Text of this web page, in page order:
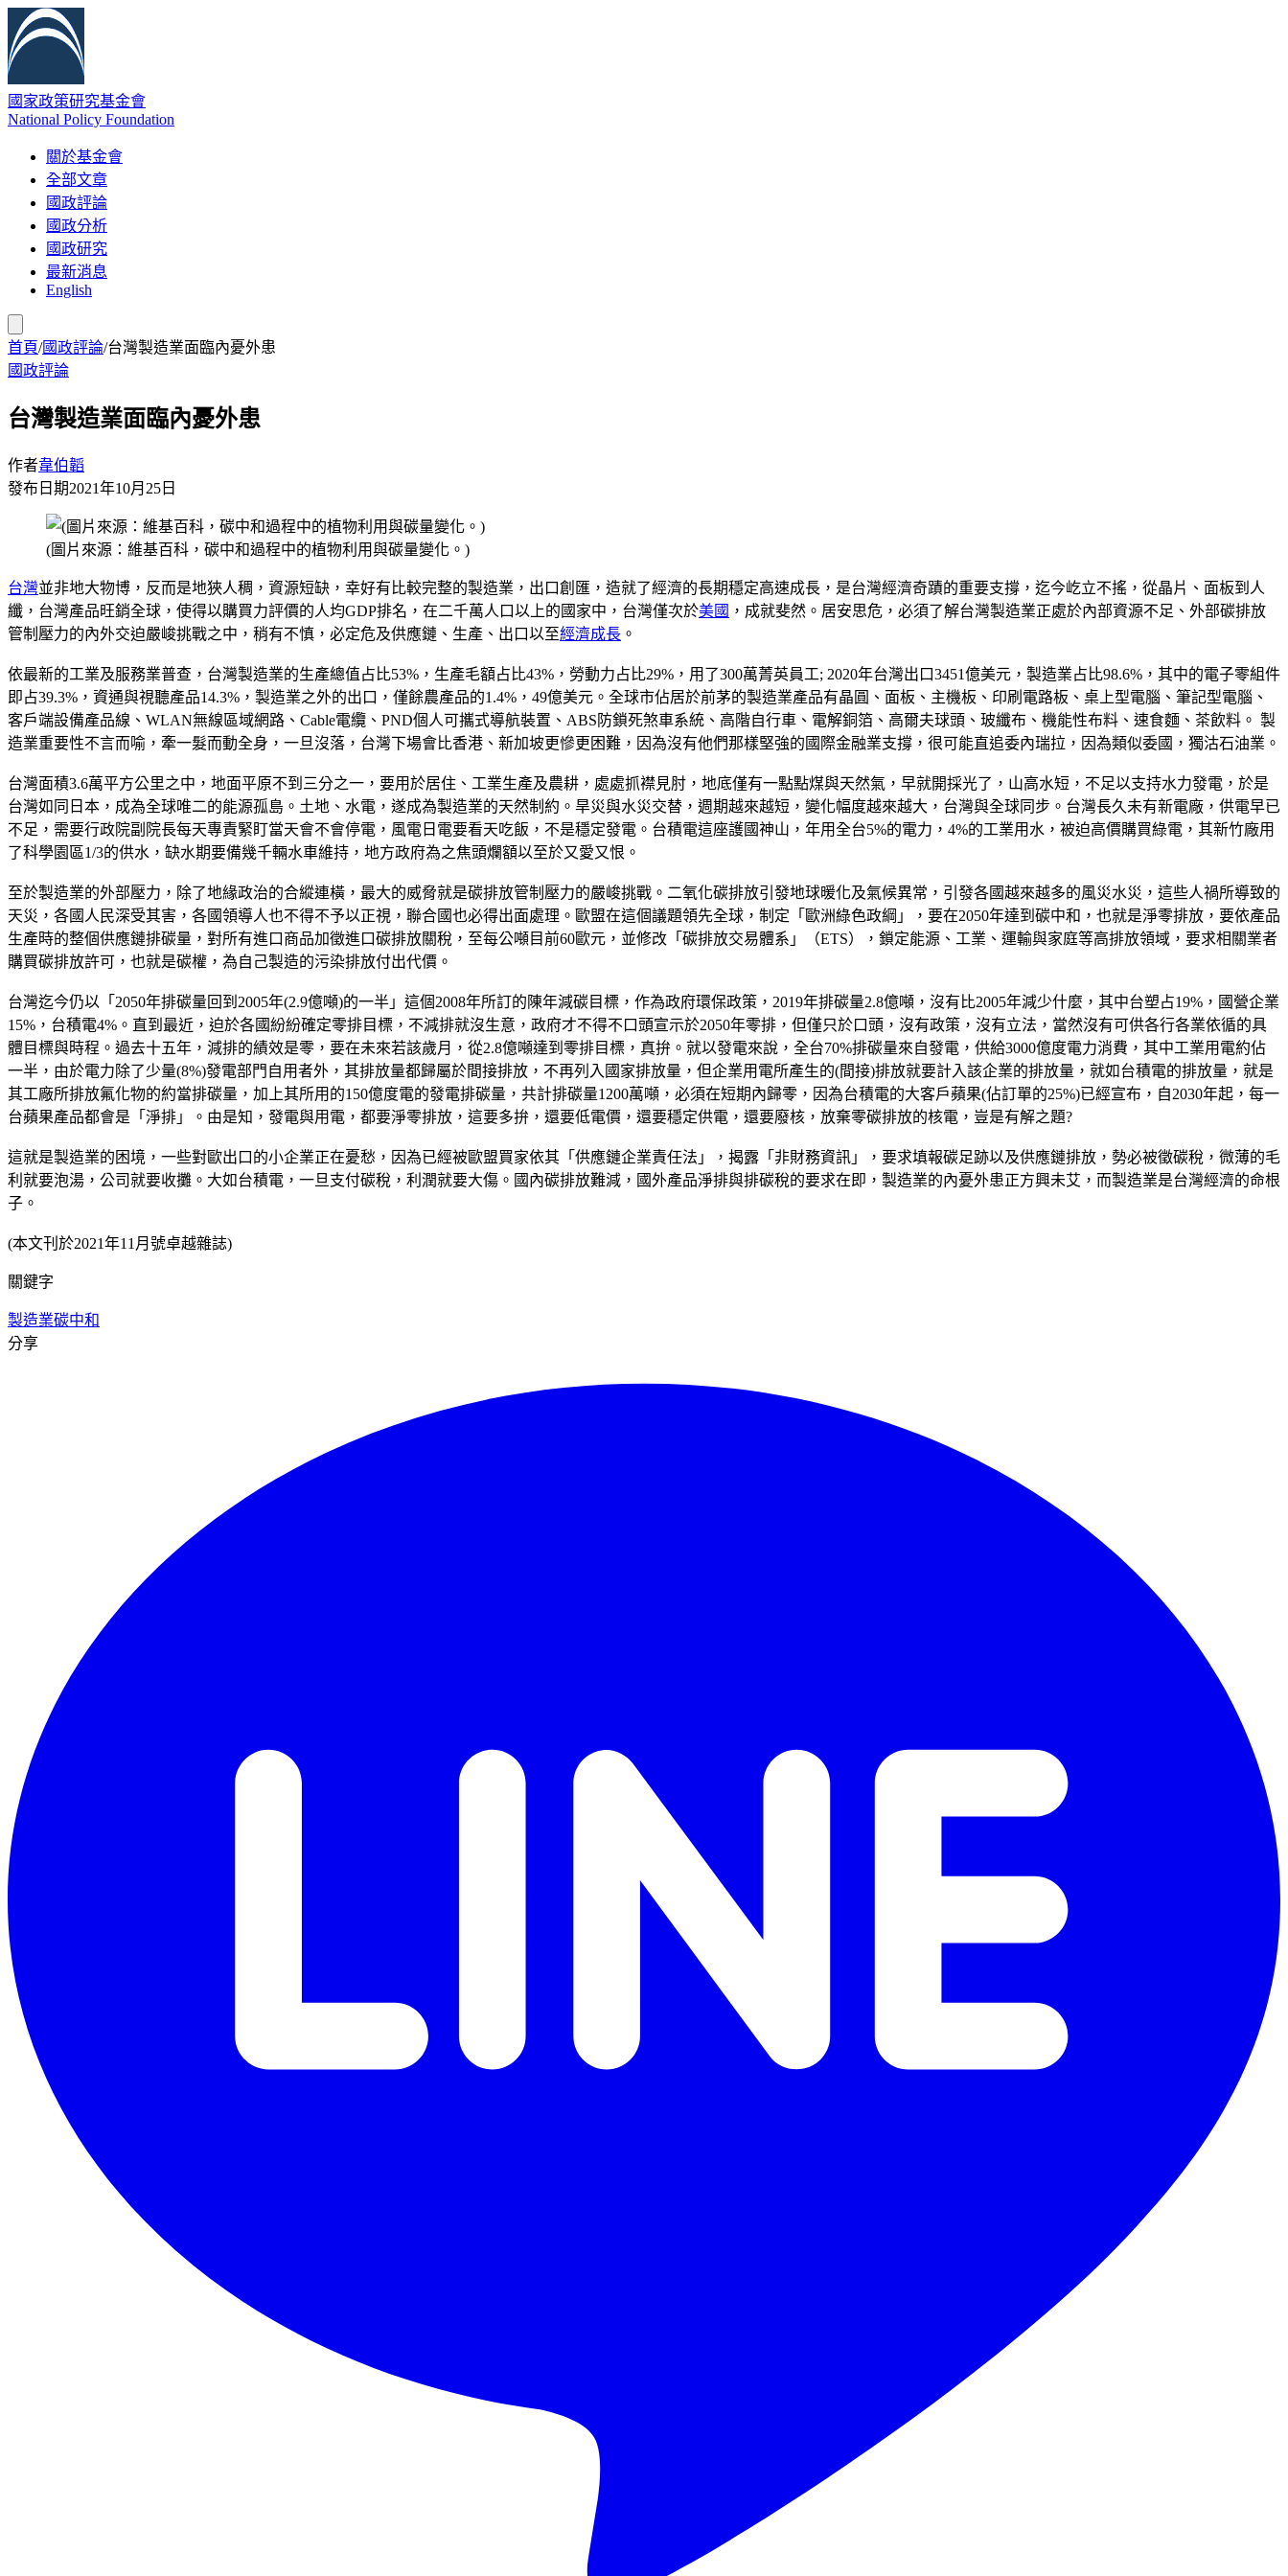
國家政策研究基金會
National Policy Foundation
關於基金會
全部文章
國政評論
國政分析
國政研究
最新消息
English
首頁/國政評論/台灣製造業面臨內憂外患
國政評論
台灣製造業面臨內憂外患
作者韋伯韜
發布日期2021年10月25日
(圖片來源：維基百科，碳中和過程中的植物利用與碳量變化。)
台灣並非地大物博，反而是地狹人稠，資源短缺，幸好有比較完整的製造業，出口創匯，造就了經濟的長期穩定高速成長，是台灣經濟奇蹟的重要支撐，迄今屹立不搖，從晶片、面板到人
纖，台灣產品旺銷全球，使得以購買力評價的人均GDP排名，在二千萬人口以上的國家中，台灣僅次於美國 ，成就斐然。居安思危，必須了解台灣製造業正處於內部資源不足、外部碳排放
管制壓力的內外交迫嚴峻挑戰之中，稍有不慎，必定危及供應鏈、生產、出口以至經濟成長 。
依最新的工業及服務業普查，台灣製造業的生產總值占比53%，生產毛額占比43%，勞動力占比29%，用了300萬菁英員工; 2020年台灣出口3451億美元，製造業占比98.6%，其中的電子零組件
即占39.3%，資通與視聽產品14.3%，製造業之外的出口，僅餘農產品的1.4%，49億美元。全球市佔居於前茅的製造業產品有晶圓、面板、主機板、印刷電路板、桌上型電腦、筆記型電腦、
客戶端設備產品線、WLAN無線區域網路、Cable電纜、PND個人可攜式導航裝置、ABS防鎖死煞車系統、高階自行車、電解銅箔、高爾夫球頭、玻纖布、機能性布料、速食麵、茶飲料。 製
造業重要性不言而喻，牽一髮而動全身，一旦沒落，台灣下場會比香港、新加坡更慘更困難，因為沒有他們那樣堅強的國際金融業支撐，很可能直追委內瑞拉，因為類似委國，獨沽石油業。
台灣面積3.6萬平方公里之中，地面平原不到三分之一，要用於居住、工業生產及農耕，處處抓襟見肘，地底僅有一點點煤與天然氣，早就開採光了，山高水短，不足以支持水力發電，於是
台灣如同日本，成為全球唯二的能源孤島。土地、水電，遂成為製造業的天然制約。旱災與水災交替，週期越來越短，變化幅度越來越大，台灣與全球同步。台灣長久未有新電廠，供電早已
不足，需要行政院副院長每天專責緊盯當天會不會停電，風電日電要看天吃飯，不是穩定發電。台積電這座護國神山，年用全台5%的電力，4%的工業用水，被迫高價購買綠電，其新竹廠用
了科學園區1/3的供水，缺水期要備幾千輛水車維持，地方政府為之焦頭爛額以至於又愛又恨。
至於製造業的外部壓力，除了地緣政治的合縱連橫，最大的威脅就是碳排放管制壓力的嚴峻挑戰。二氧化碳排放引發地球暖化及氣候異常，引發各國越來越多的風災水災，這些人禍所導致的
天災，各國人民深受其害，各國領導人也不得不予以正視，聯合國也必得出面處理。歐盟在這個議題領先全球，制定「歐洲綠色政綱」，要在2050年達到碳中和，也就是淨零排放，要依產品
生產時的整個供應鏈排碳量，對所有進口商品加徵進口碳排放關稅，至每公噸目前60歐元，並修改「碳排放交易體系」（ETS），鎖定能源、工業、運輸與家庭等高排放領域，要求相關業者
購買碳排放許可，也就是碳權，為自己製造的污染排放付出代價。
台灣迄今仍以「2050年排碳量回到2005年(2.9億噸)的一半」這個2008年所訂的陳年減碳目標，作為政府環保政策，2019年排碳量2.8億噸，沒有比2005年減少什麼，其中台塑占19%，國營企業
15%，台積電4%。直到最近，迫於各國紛紛確定零排目標，不減排就沒生意，政府才不得不口頭宣示於2050年零排，但僅只於口頭，沒有政策，沒有立法，當然沒有可供各行各業依循的具
體目標與時程。過去十五年，減排的績效是零，要在未來若該歲月，從2.8億噸達到零排目標，真拚。就以發電來說，全台70%排碳量來自發電，供給3000億度電力消費，其中工業用電約佔
一半，由於電力除了少量(8%)發電部門自用者外，其排放量都歸屬於間接排放，不再列入國家排放量，但企業用電所產生的(間接)排放就要計入該企業的排放量，就如台積電的排放量，就是
其工廠所排放氟化物的約當排碳量，加上其所用的150億度電的發電排碳量，共計排碳量1200萬噸，必須在短期內歸零，因為台積電的大客戶蘋果(佔訂單的25%)已經宣布，自2030年起，每一
台蘋果產品都會是「淨排」。由是知，發電與用電，都要淨零排放，這要多拚，還要低電價，還要穩定供電，還要廢核，放棄零碳排放的核電，豈是有解之題?
這就是製造業的困境，一些對歐出口的小企業正在憂愁，因為已經被歐盟買家依其「供應鏈企業責任法」，揭露「非財務資訊」，要求填報碳足跡以及供應鏈排放，勢必被徵碳稅，微薄的毛
利就要泡湯，公司就要收攤。大如台積電，一旦支付碳稅，利潤就要大傷。國內碳排放難減，國外產品淨排與排碳稅的要求在即，製造業的內憂外患正方興未艾，而製造業是台灣經濟的命根
子。
(本文刊於2021年11月號卓越雜誌)
關鍵字
製造業碳中和
分享